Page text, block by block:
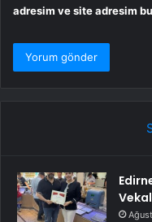
adresim ve site adresim